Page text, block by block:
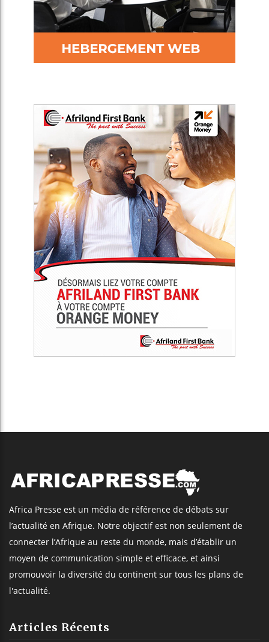
Africa Presse est un média de référence de débats sur
l’actualité en Afrique. Notre objectif est non seulement de
connecter l’Afrique au reste du monde, mais d’établir un
moyen de communication simple et efficace, et ainsi
promouvoir la diversité du continent sur tous les plans de
l'actualité.
Articles Récents